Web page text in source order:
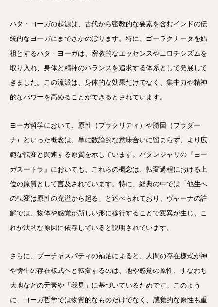
ハタ・ヨーガの起源は、古代から密教的な要素を含むインドの伝
統的なヨーガにまでさかのぼります。特に、ゴーラクナータを始
祖とするハタ・ヨーガは、密教的なエッセンスやエロチシズムを
取り入れ、身体と精神のバランスを追求する体系として発展して
きました。この流派は、身体的な効果だけでなく、集中力や精神
的なパワーを高めることができるとされています。
ヨーガ哲学において、原性（プラクリティ）や勝因（プラダー
ナ）といった概念は、単に数論的な意味合いに留まらず、より広
範な転変と関連する原質を示しています。パタンジャリの『ヨー
ガスートラ』においても、これらの概念は、転変過程における上
位の原質として言及されています。特に、経典の中では「他生へ
の転変は原性の充溢から起る」と述べられており、ヴャーナの註
解では、物体や感覚が新しい形に移行することで変異が生じ、こ
れが法的な原因に依存していると説明されています。
さらに、ブーチャスパティの補足によると、人間の存在様式が神
や傍生の存在様式へと転変するのは、地や感覚の原性、すなわち
大地などの元素や「我見」に基づいているためです。このよう
に、ヨーガ哲学では物質的なものだけでなく、感覚的な原性も重